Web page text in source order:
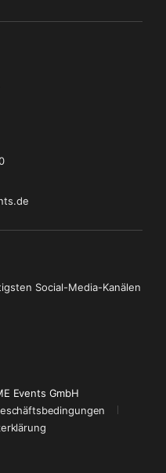
Social-Media-Kanälen
Events GmbH